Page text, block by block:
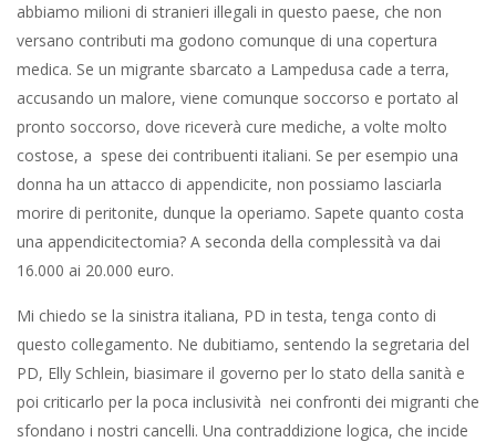
abbiamo milioni di stranieri illegali in questo paese, che non
versano contributi ma godono comunque di una copertura
medica. Se un migrante sbarcato a Lampedusa cade a terra,
accusando un malore, viene comunque soccorso e portato al
pronto soccorso, dove riceverà cure mediche, a volte molto
costose, a spese dei contribuenti italiani. Se per esempio una
donna ha un attacco di appendicite, non possiamo lasciarla
morire di peritonite, dunque la operiamo. Sapete quanto costa
una appendicitectomia? A seconda della complessità va dai
16.000 ai 20.000 euro.
Mi chiedo se la sinistra italiana, PD in testa, tenga conto di
questo collegamento. Ne dubitiamo, sentendo la segretaria del
PD, Elly Schlein, biasimare il governo per lo stato della sanità e
poi criticarlo per la poca inclusività nei confronti dei migranti che
sfondano i nostri cancelli. Una contraddizione logica, che incide